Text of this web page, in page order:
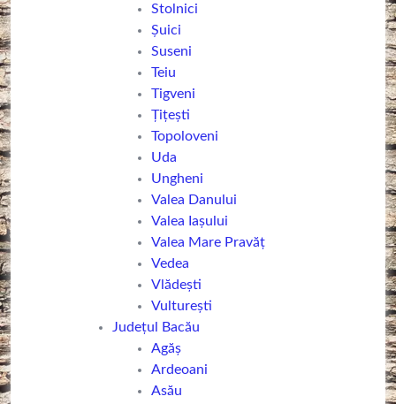
Stolnici
Șuici
Suseni
Teiu
Tigveni
Țițești
Topoloveni
Uda
Ungheni
Valea Danului
Valea Iașului
Valea Mare Pravăț
Vedea
Vlădești
Vulturești
Județul Bacău
Agăș
Ardeoani
Asău